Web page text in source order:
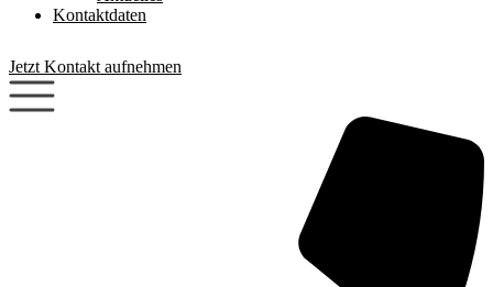
Kontaktdaten
Jetzt Kontakt aufnehmen